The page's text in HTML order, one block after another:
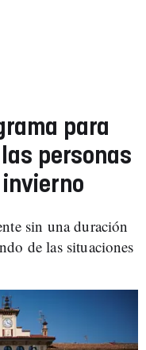
para
personas
sin una duración
de las situaciones